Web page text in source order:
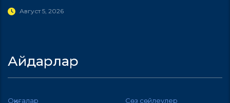
Август 5, 2026
Айдарлар
Оқиғалар Сөз сөйлеулер